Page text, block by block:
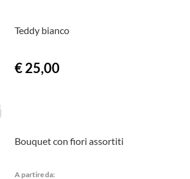
Teddy bianco
€ 25,00
Bouquet con fiori assortiti
A partire da: